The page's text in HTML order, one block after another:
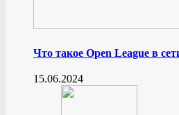
Что такое Open League в
15.06.2024